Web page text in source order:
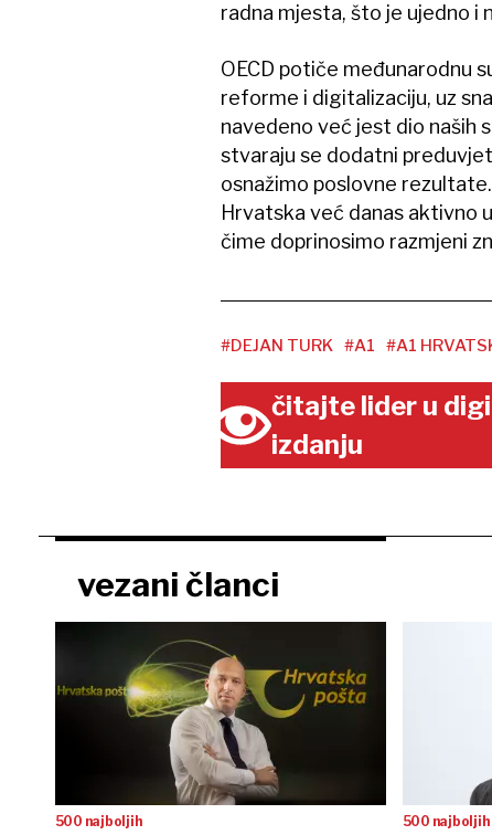
radna mjesta, što je ujedno i
OECD potiče međunarodnu
reforme i digitalizaciju, uz
navedeno već jest dio naših
stvaraju se dodatni
osnažimo poslovne
Hrvatska već danas aktivno
čime doprinosimo razmjeni
#DEJAN TURK #A1 #A1
čitajte lider u
izdanju
vezani članci
500 najboljih 500 najboljih